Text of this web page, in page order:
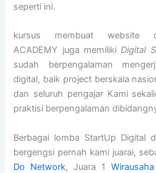
seperti ini.
kursus membuat website
ACADEMY juga memilikiDigital
sudah berpengalaman
digital, baik project berskala
dan seluruh pengajar Kami
praktisi berpengalaman
Berbagai lomba StartUp Digital
bergengsi pernah kami juarai,
Do Network, Juara 1